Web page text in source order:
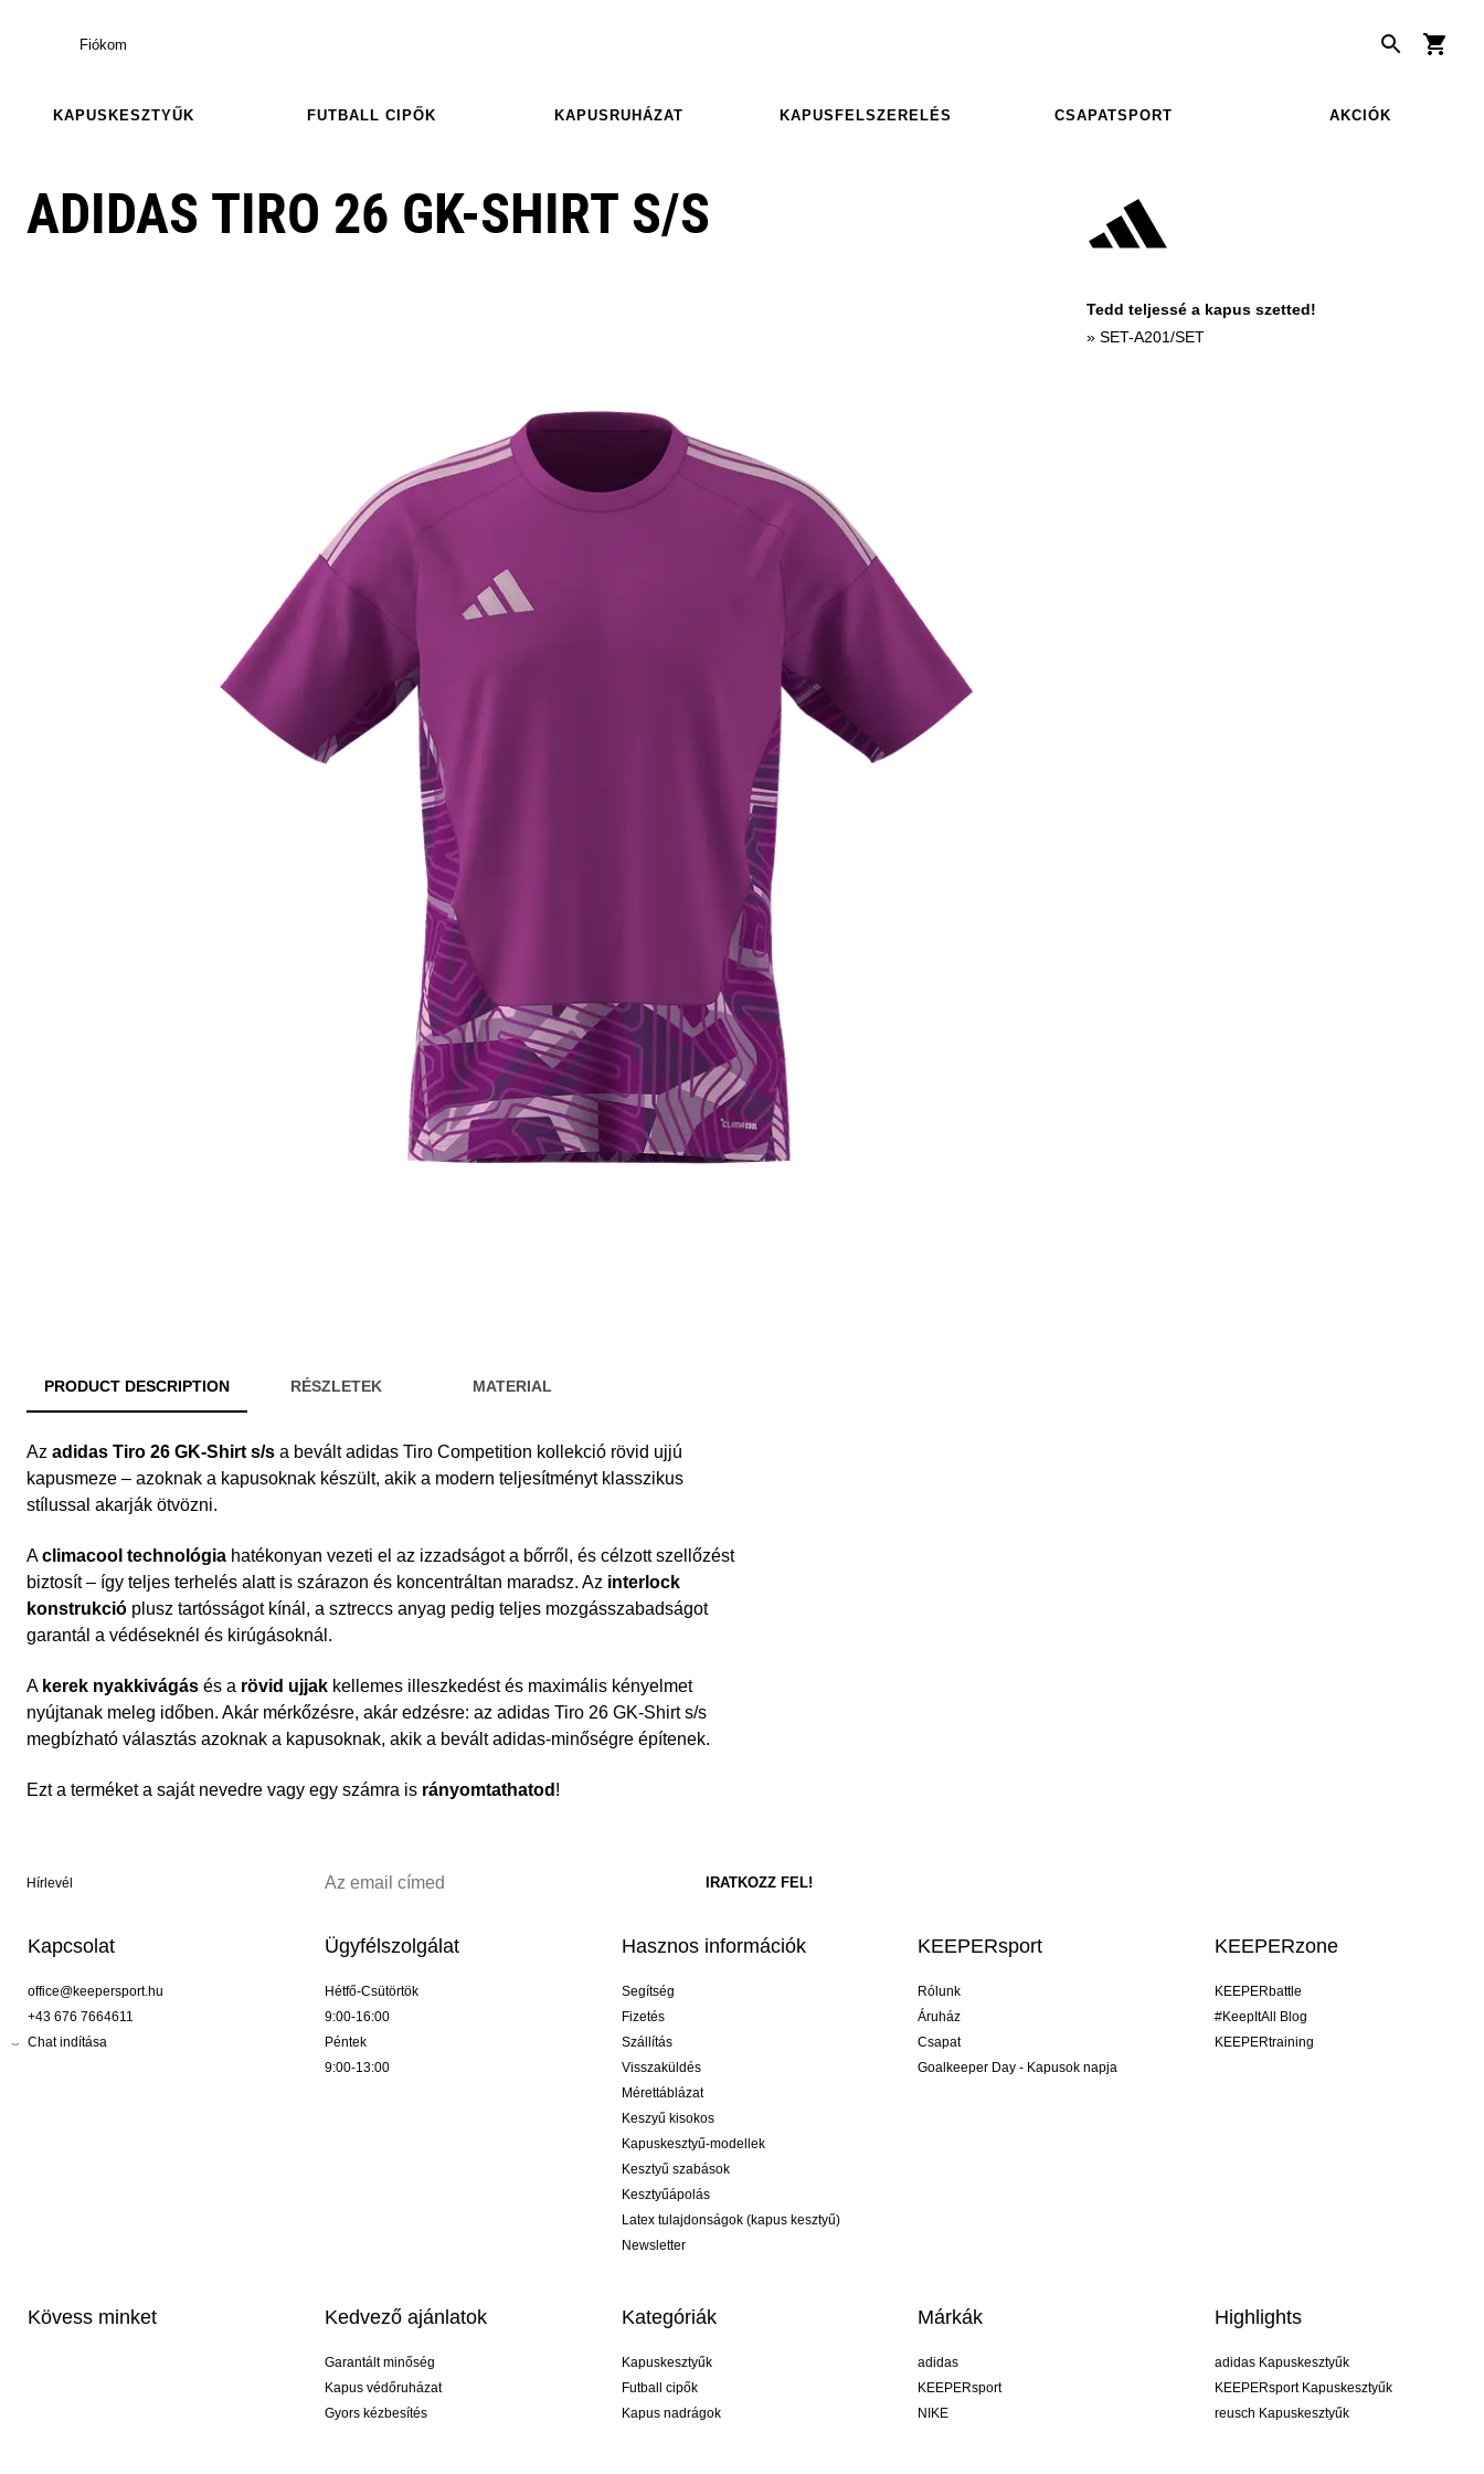
Fiókom
KAPUSKESZTYŰK FUTBALL CIPŐK KAPUSRUHÁZAT KAPUSFELSZERELÉS CSAPATSPORT AKCIÓK
ADIDAS TIRO 26 GK-SHIRT S/S
Tedd teljessé a kapus szetted!
» SET-A201/SET
PRODUCT DESCRIPTION RÉSZLETEK MATERIAL
Az adidas Tiro 26 GK-Shirt s/s a bevált adidas Tiro Competition kollekció rövid ujjú
kapusmeze – azoknak a kapusoknak készült, akik a modern teljesítményt klasszikus
stílussal akarják ötvözni.
Aclimacool technológia hatékonyan vezeti el az izzadságot a bőrről, és célzott szellőzést
biztosít – így teljes terhelés alatt is szárazon és koncentráltan maradsz. Az interlock
konstrukció plusz tartósságot kínál, a sztreccs anyag pedig teljes mozgásszabadságot
garantál a védéseknél és kirúgásoknál.
A kerek nyakkivágás és a rövid ujjak kellemes illeszkedést és maximális kényelmet
nyújtanak meleg időben. Akár mérkőzésre, akár edzésre: az adidas Tiro 26 GK-Shirt s/s
megbízható választás azoknak a kapusoknak, akik a bevált adidas-minőségre építenek.
Ezt a terméket a saját nevedre vagy egy számra is rányomtathatod !
Hírlevél
Kapcsolat
office@keepersport.hu
+43 676 7664611
Chat indítása
Ügyfélszolgálat
Hétfő-Csütörtök
9:00-16:00
Péntek
9:00-13:00
Hasznos információk
Segítség
Fizetés
Szállítás
Visszaküldés
Mérettáblázat
Keszyű kisokos
Kapuskesztyű-modellek
Kesztyű szabások
Kesztyűápolás
Latex tulajdonságok (kapus kesztyű)
Newsletter
KEEPERsport
Rólunk
Áruház
Csapat
Goalkeeper Day - Kapusok napja
KEEPERzone
KEEPERbattle
#KeepItAll Blog
KEEPERtraining
Kövess minket Kedvező ajánlatok
Garantált minőség
Kapus védőruházat
Gyors kézbesítés
Kategóriák
Kapuskesztyűk
Futball cipők
Kapus nadrágok
Márkák
adidas
KEEPERsport
NIKE
Highlights
adidas Kapuskesztyűk
KEEPERsport Kapuskesztyűk
reusch Kapuskesztyűk